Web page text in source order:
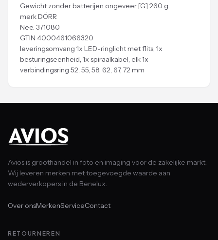
Gewicht zonder batterijen ongeveer [G] 260 g
merk DÖRR
Nee. 371080
GTIN 4000461066320
leveringsomvang 1x LED-ringlicht met flits, 1x
besturingseenheid, 1x spiraalkabel, elk 1x
verbindingsring 52, 55, 58, 62, 67, 72 mm
Avios is groothandel in foto en imaging voor de zakelijke markt.
Wij leveren merken met toegevoegde waarde aan
wederverkopers in de Benelux.
Over onsMerkenServiceContact
RETOURNEREN